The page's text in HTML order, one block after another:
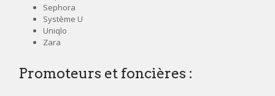
Sephora
Système U
Uniqlo
Zara
Promoteurs et foncières :